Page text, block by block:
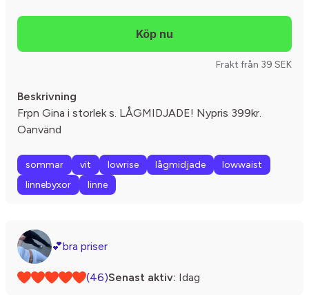
Frakt från 39 SEK
Beskrivning
Frpn Gina i storlek s. LÅGMIDJADE! Nypris 399kr.
Oanvänd
sommar vit lowrise lågmidjade
lowwaist
linnebyxor
linne
💕bra priser
(46)Senast aktiv: Idag